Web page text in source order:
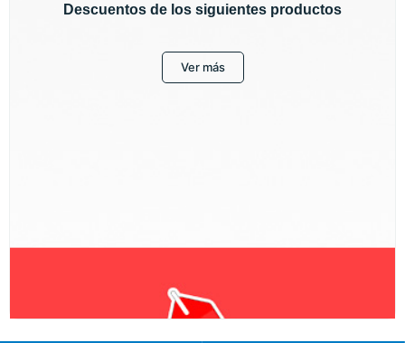
Descuentos de los siguientes productos
Ver más